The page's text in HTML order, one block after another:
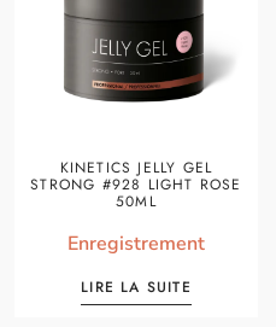
KINETICS JELLY GEL
STRONG #928 LIGHT ROSE
50ML
Enregistrement
LIRE LA SUITE